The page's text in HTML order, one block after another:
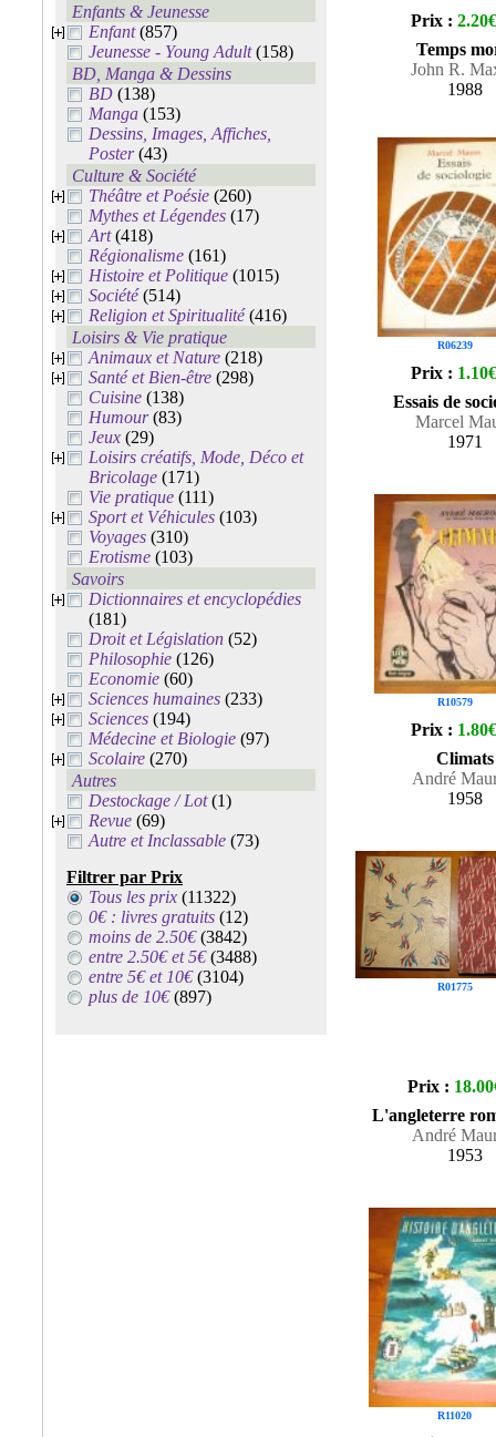
Enfants & Jeunesse
Enfant(857)
Jeunesse - Young Adult(158)
BD, Manga & Dessins
BD (138)
Manga (153)
Dessins, Images, Affiches,
Poster(43)
Culture & Société
Théâtre et Poésie (260)
Mythes et Légendes (17)
Art(418)
Régionalisme (161)
Histoire et Politique (1015)
Société(514)
Religion et Spiritualité(416)
Loisirs & Vie pratique
Animaux et Nature (218)
Santé et Bien-être (298)
Cuisine (138)
Humour(83)
Jeux (29)
Loisirs créatifs, Mode, Déco et
Bricolage (171)
Vie pratique (111)
Sport et Véhicules (103)
Voyages (310)
Erotisme (103)
Savoirs
Dictionnaires et encyclopédies
(181)
Droit et Législation (52)
Philosophie (126)
Economie (60)
Sciences humaines (233)
Sciences (194)
Médecine et Biologie (97)
Scolaire (270)
Autres
Destockage / Lot(1)
Revue (69)
Autre et Inclassable (73)
Filtrer par Prix
Tous les prix (11322)
0€ : livres gratuits (12)
moins de 2.50€(3842)
entre 2.50€ et 5€(3488)
entre 5€ et 10€(3104)
plus de 10€(897)
Prix : 2.20€
Temps
John R.
1988
R06239
Prix : 1.10€
Essais de
Marcel
1971
R10579
Prix : 1.80€
Climats
André
1958
R01775
Prix :
L'angleterre
André
1953
R11020